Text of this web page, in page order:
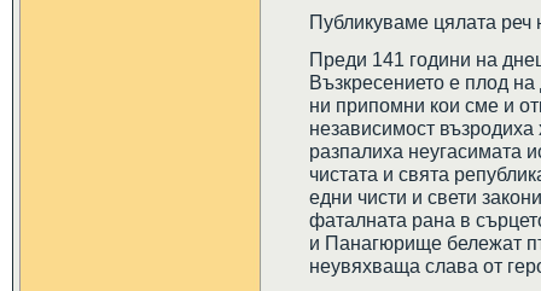
Публикуваме цялата
Преди 141 години на
Възкресението е плод
ни припомни кои сме и
независимост
разпалиха неугасимата
чистата и свята
едни чисти и свети
фаталната рана в
и Панагюрище бележат
неувяхваща слава от